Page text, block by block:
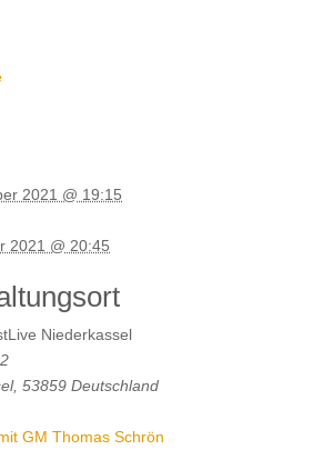
2021 @ 19:15
2021 @ 20:45
Niederkassel
, 53859 Deutschland
GM Thomas Schrön